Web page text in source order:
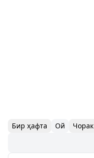
Бир ҳафта Ой Чорак